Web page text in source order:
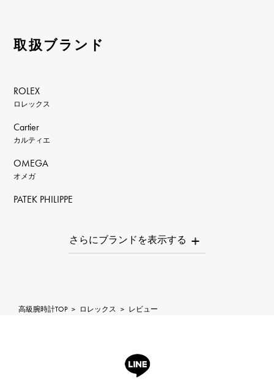
取扱ブランド
ROLEX
ロレックス
Cartier
カルティエ
OMEGA
オメガ
PATEK PHILIPPE
AUDEMARS PIGUET
ROGER DUBUIS
高級腕時計TOP > ロレックス > レビュー